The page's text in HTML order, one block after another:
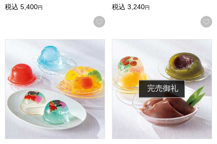
税込 5,400円
お気に入りに登録する
税込 3,240円
日本橋屋長兵衛 夏祭り詰合せ【夏の贈りもの・お中元】[NT-
完売御礼